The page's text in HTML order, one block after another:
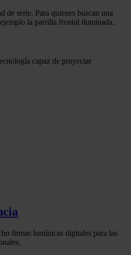
serie. Para quienes buscan una
la parrilla frontal iluminada.
capaz de proyectar
firmas lumínicas digitales para las